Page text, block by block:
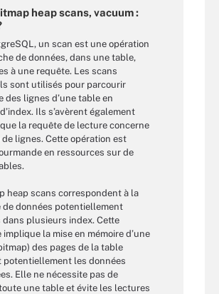
heap scans, vacuum :
un scan est une opération
de données, dans une table,
à une requête. Les scans
sont utilisés pour parcourir
des lignes d’une table en
Ils s’avèrent également
la requête de lecture concerne
de lignes. Cette opération est
en ressources sur de
heap scans correspondent à la
de données potentiellement
dans plusieurs index. Cette
implique la mise en mémoire d’une
des pages de la table
potentiellement les données
Elle ne nécessite pas de
une table et évite les lectures